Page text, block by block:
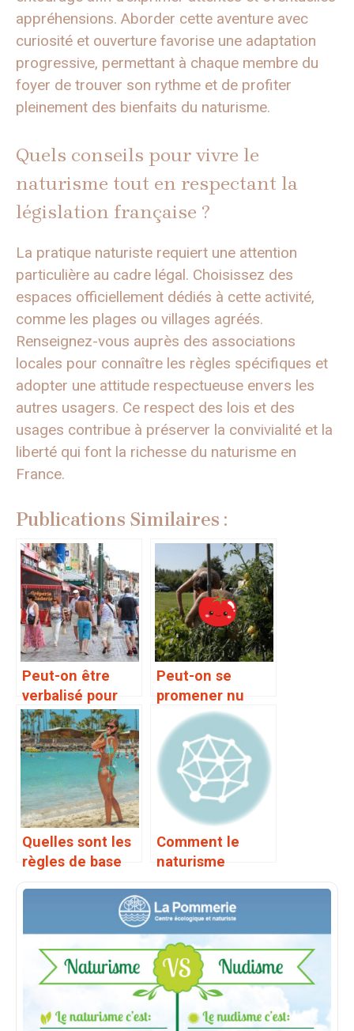
appréhensions. Aborder cette aventure avec
curiosité et ouverture favorise une adaptation
progressive, permettant à chaque membre du
foyer de trouver son rythme et de profiter
pleinement des bienfaits du naturisme.
Quels conseils pour vivre le
naturisme tout en respectant la
législation française ?
La pratique naturiste requiert une attention
particulière au cadre légal. Choisissez des
espaces officiellement dédiés à cette activité,
comme les plages ou villages agréés.
Renseignez-vous auprès des associations
locales pour connaître les règles spécifiques et
adopter une attitude respectueuse envers les
autres usagers. Ce respect des lois et des
usages contribue à préserver la convivialité et la
liberté qui font la richesse du naturisme en
France.
Publications Similaires :
Peut-on être
verbalisé pour
nudité en public
?
Peut-on se
promener nu
dans un lieu
public isolé ?
Quelles sont les
règles de base
du respect entre
Comment le
naturisme
améliore l’estime
de soi ?